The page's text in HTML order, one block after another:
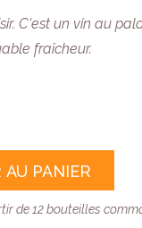
C'est un vin au
fraîcheur.
AU PANIER
de 12 bouteilles